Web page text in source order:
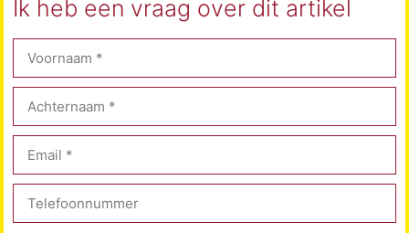
Ik heb een vraag over dit artikel